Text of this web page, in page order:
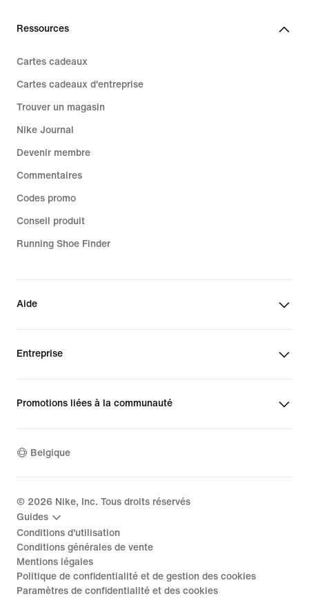
Ressources
Cartes cadeaux
Cartes cadeaux d'entreprise
Trouver un magasin
Nike Journal
Devenir membre
Commentaires
Codes promo
Conseil produit
Running Shoe Finder
Aide
Entreprise
Promotions liées à la communauté
Belgique
© 2026 Nike, Inc. Tous droits réservés
Guides
Conditions d'utilisation
Conditions générales de vente
Mentions légales
Politique de confidentialité et de gestion des cookies
Paramètres de confidentialité et des cookies